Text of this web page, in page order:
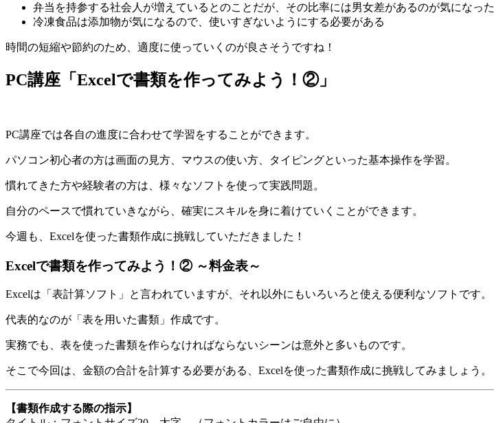
弁当を持参する社会人が増えているとのことだが、その比率には男女差があるのが気になった
冷凍食品は添加物が気になるので、使いすぎないようにする必要がある
時間の短縮や節約のため、適度に使っていくのが良さそうですね！
PC講座「Excelで書類を作ってみよう！②」
PC講座では各自の進度に合わせて学習をすることができます。
パソコン初心者の方は画面の見方、マウスの使い方、タイピングといった基本操作を学習。
慣れてきた方や経験者の方は、様々なソフトを使って実践問題。
自分のペースで慣れていきながら、確実にスキルを身に着けていくことができます。
今週も、Excelを使った書類作成に挑戦していただきました！
Excelで書類を作ってみよう！② ～料金表～
Excelは「表計算ソフト」と言われていますが、それ以外にもいろいろと使える便利なソフトです。
代表的なのが「表を用いた書類」作成です。
実務でも、表を使った書類を作らなければならないシーンは意外と多いものです。
そこで今回は、金額の合計を計算する必要がある、Excelを使った書類作成に挑戦してみましょう。
【書類作成する際の指示】